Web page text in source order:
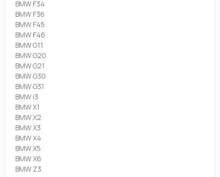
BMW F34
BMW F36
BMW F45
BMW F46
BMW G11
BMW G20
BMW G21
BMW G30
BMW G31
BMW i3
BMW X1
BMW X2
BMW X3
BMW X4
BMW X5
BMW X6
BMW Z3